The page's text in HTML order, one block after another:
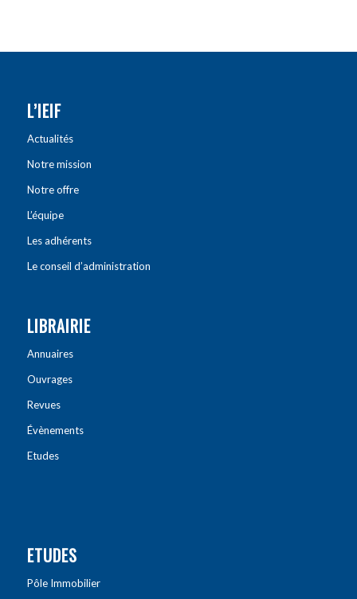
L’IEIF
Actualités
Notre mission
Notre offre
L’équipe
Les adhérents
Le conseil d’administration
LIBRAIRIE
Annuaires
Ouvrages
Revues
Évènements
Etudes
ETUDES
Pôle Immobilier